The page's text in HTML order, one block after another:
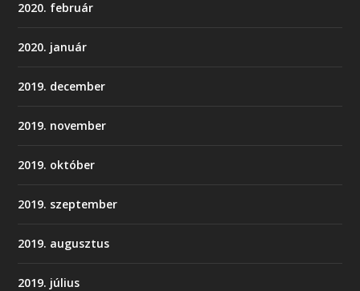
2020. február
2020. január
2019. december
2019. november
2019. október
2019. szeptember
2019. augusztus
2019. július